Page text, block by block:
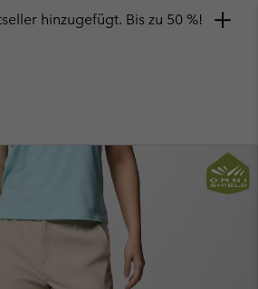
hinzugefügt. Bis zu 50 %!